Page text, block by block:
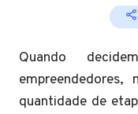
Quando
quantidade de